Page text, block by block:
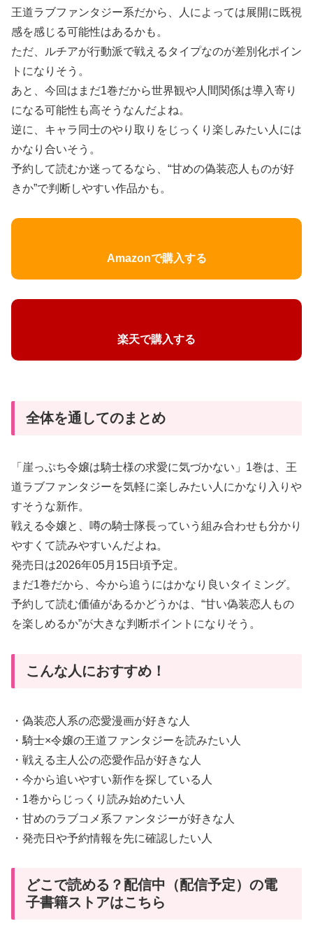
王道ラブファンタジー系だから、人によっては展開に既視
感を感じる可能性はあるかも。
ただ、ルチアが行動派で戦えるタイプなのが差別化ポイン
トになりそう。
あと、今回はまだ1巻だから世界観や人間関係は導入寄り
になる可能性も高そうなんだよね。
逆に、キャラ同士のやり取りをじっくり楽しみたい人には
かなり合いそう。
予約して読むか迷ってるなら、“甘めの偽装恋人ものが好
きか”で判断しやすい作品かも。
Amazonで購入する
楽天で購入する
全体を通してのまとめ
「崖っぷち令嬢は騎士様の求愛に気づかない」1巻は、王
道ラブファンタジーを気軽に楽しみたい人にかなり入りや
すそうな新作。
戦える令嬢と、噂の騎士隊長っていう組み合わせも分かり
やすくて読みやすいんだよね。
発売日は2026年05月15日頃予定。
まだ1巻だから、今から追うにはかなり良いタイミング。
予約して読む価値があるかどうかは、“甘い偽装恋人もの
を楽しめるか”が大きな判断ポイントになりそう。
こんな人におすすめ！
・偽装恋人系の恋愛漫画が好きな人
・騎士×令嬢の王道ファンタジーを読みたい人
・戦える主人公の恋愛作品が好きな人
・今から追いやすい新作を探している人
・1巻からじっくり読み始めたい人
・甘めのラブコメ系ファンタジーが好きな人
・発売日や予約情報を先に確認したい人
どこで読める？配信中（配信予定）の電
子書籍ストアはこちら